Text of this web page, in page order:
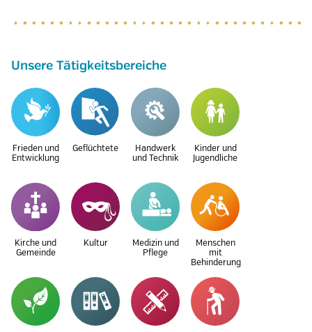
Unsere Tätigkeitsbereiche
Frieden und
Entwicklung
Geflüchtete
Handwerk
und Technik
Kinder und
Jugendliche
Kirche und
Gemeinde
Kultur
Medizin und
Pflege
Menschen
mit
Behinderung